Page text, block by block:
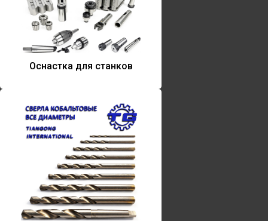
Оснастка для станков